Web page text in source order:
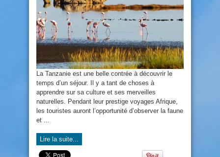
pour
préparer
un
safari
en
Tanzanie
La Tanzanie est une belle contrée à découvrir le
temps d’un séjour. Il y a tant de choses à
apprendre sur sa culture et ses merveilles
naturelles. Pendant leur prestige voyages Afrique,
les touristes auront l’opportunité d’observer la faune
et ...
Lire la suite...